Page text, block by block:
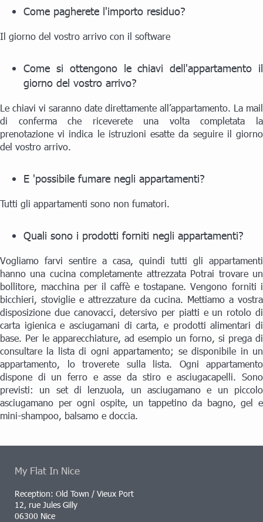
Come pagherete l'importo residuo?
Il giorno del vostro arrivo con il software
Come si ottengono le chiavi dell'appartamento il
giorno del vostro arrivo?
Le chiavi vi saranno date direttamente all’appartamento. La mail
di conferma che riceverete una volta completata la
prenotazione vi indica le istruzioni esatte da seguire il giorno
del vostro arrivo.
E 'possibile fumare negli appartamenti?
Tutti gli appartamenti sono non fumatori.
Quali sono i prodotti forniti negli appartamenti?
Vogliamo farvi sentire a casa, quindi tutti gli appartamenti
hanno una cucina completamente attrezzata Potrai trovare un
bollitore, macchina per il caffè e tostapane. Vengono forniti i
bicchieri, stoviglie e attrezzature da cucina. Mettiamo a vostra
disposizione due canovacci, detersivo per piatti e un rotolo di
carta igienica e asciugamani di carta, e prodotti alimentari di
base. Per le apparecchiature, ad esempio un forno, si prega di
consultare la lista di ogni appartamento; se disponibile in un
appartamento, lo troverete sulla lista. Ogni appartamento
dispone di un ferro e asse da stiro e asciugacapelli. Sono
previsti: un set di lenzuola, un asciugamano e un piccolo
asciugamano per ogni ospite, un tappetino da bagno, gel e
mini-shampoo, balsamo e doccia.
My Flat In Nice
Reception: Old Town / Vieux Port
12, rue Jules Gilly
06300 Nice